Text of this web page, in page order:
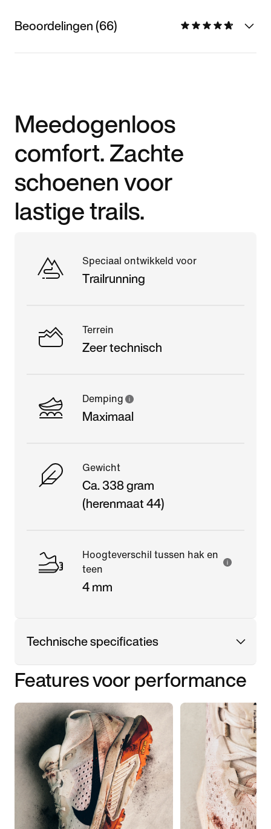
Beoordelingen (66)
Meedogenloos
comfort. Zachte
schoenen voor
lastige trails.
Speciaal ontwikkeld voor
Trailrunning
Terrein
Zeer technisch
Demping
Maximaal
Gewicht
Ca. 338 gram
(herenmaat 44)
Hoogteverschil tussen hak en
teen
4 mm
Technische specificaties
Features voor performance